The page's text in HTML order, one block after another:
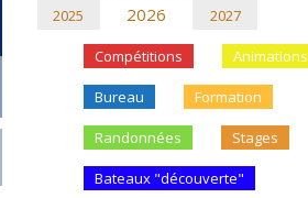
2025 2026 2027
Compétitions Animations
Bureau Formation
Randonnées Stages
Bateaux "découverte"